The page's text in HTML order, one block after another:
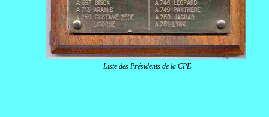
Liste des Présidents de la CPE